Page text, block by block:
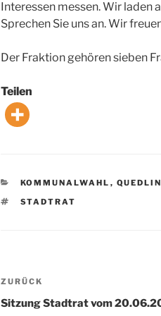
Interessen messen. Wir laden
Sprechen Sie uns an. Wir
Der Fraktion gehören sieben
Teilen
KATEGORIEN
KOMMUNALWAHL ,
SCHLAGWÖRTER
STADTRAT
Beitragsnavigation
Vorheriger
Beitrag
ZURÜCK
Sitzung Stadtrat vom